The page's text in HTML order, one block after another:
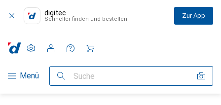
digitec
Schneller finden und bestellen Zur App
Navigation nach Kategorien
Menü Suche
Einstellungen
Kundenkonto
Vergleichslisten
Merklisten
Warenkorb